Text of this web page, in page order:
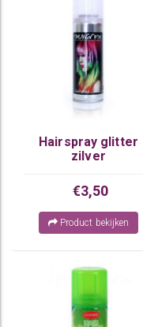
Hairspray glitter
zilver
€3,50
Product bekijken